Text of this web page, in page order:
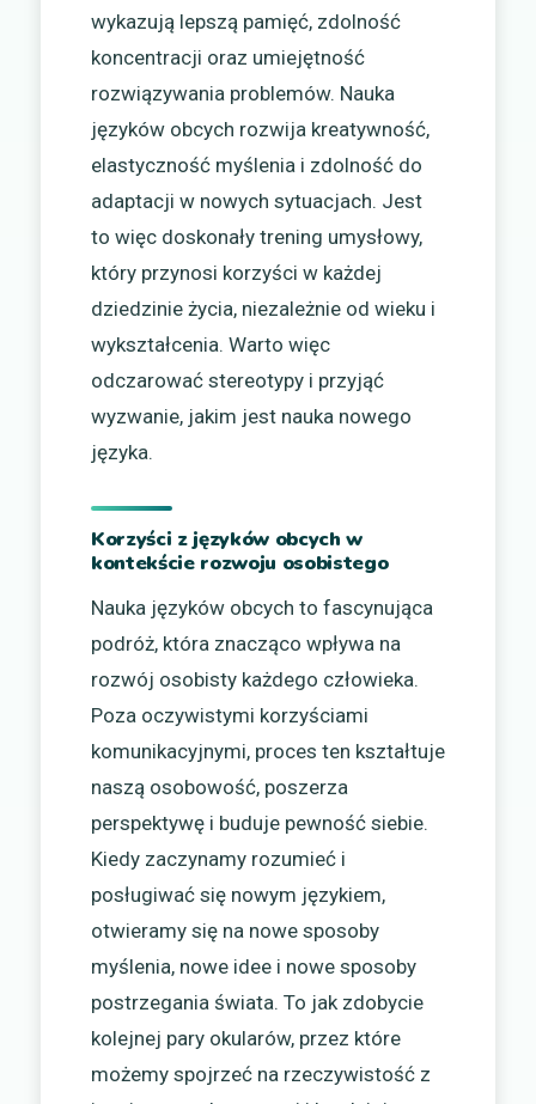
wykazują lepszą pamięć, zdolność
koncentracji oraz umiejętność
rozwiązywania problemów. Nauka
języków obcych rozwija kreatywność,
elastyczność myślenia i zdolność do
adaptacji w nowych sytuacjach. Jest
to więc doskonały trening umysłowy,
który przynosi korzyści w każdej
dziedzinie życia, niezależnie od wieku i
wykształcenia. Warto więc
odczarować stereotypy i przyjąć
wyzwanie, jakim jest nauka nowego
języka.
Korzyści z języków obcych w
kontekście rozwoju osobistego
Nauka języków obcych to fascynująca
podróż, która znacząco wpływa na
rozwój osobisty każdego człowieka.
Poza oczywistymi korzyściami
komunikacyjnymi, proces ten kształtuje
naszą osobowość, poszerza
perspektywę i buduje pewność siebie.
Kiedy zaczynamy rozumieć i
posługiwać się nowym językiem,
otwieramy się na nowe sposoby
myślenia, nowe idee i nowe sposoby
postrzegania świata. To jak zdobycie
kolejnej pary okularów, przez które
możemy spojrzeć na rzeczywistość z